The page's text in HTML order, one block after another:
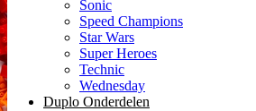
Sonic
Speed Champions
Star Wars
Super Heroes
Technic
Wednesday
Duplo Onderdelen